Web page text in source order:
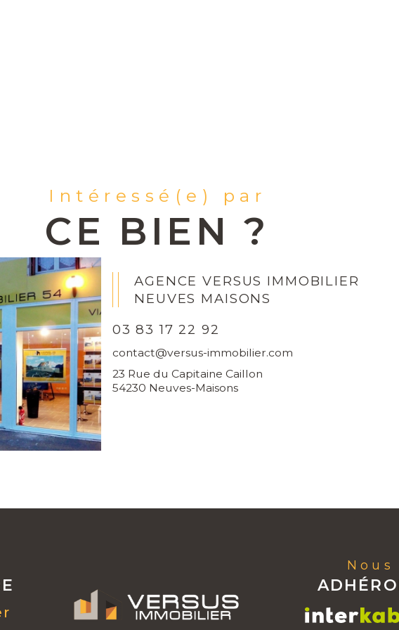
Intéressé(e) par
CE BIEN ?
AGENCE VERSUS IMMOBILIER
NEUVES MAISONS
03 83 17 22 92
contact@versus-immobilier.com
23 Rue du Capitaine Caillon
54230 Neuves-Maisons
Nous